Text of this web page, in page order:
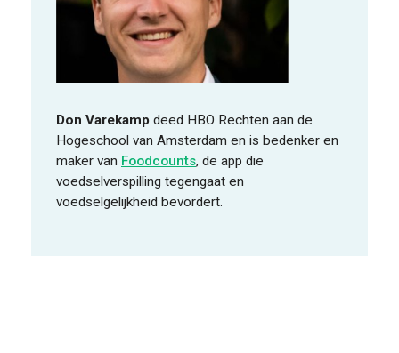
Don Varekamp deed HBO Rechten aan de
Hogeschool van Amsterdam en is bedenker en
maker van Foodcounts, de app die
voedselverspilling tegengaat en
voedselgelijkheid bevordert.